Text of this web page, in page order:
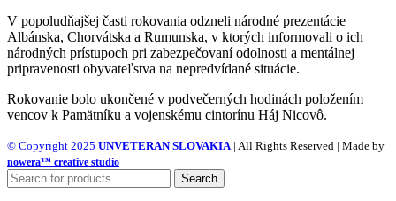
V popoludňajšej časti rokovania odzneli národné prezentácie
Albánska, Chorvátska a Rumunska, v ktorých informovali o ich
národných prístupoch pri zabezpečovaní odolnosti a mentálnej
pripravenosti obyvateľstva na nepredvídané situácie.
Rokovanie bolo ukončené v podvečerných hodinách položením
vencov k Pamätníku a vojenskému cintorínu Háj Nicovô.
© Copyright 2025 UNVETERAN SLOVAKIA| All Rights Reserved | Made by
nowera™ creative studio
Search